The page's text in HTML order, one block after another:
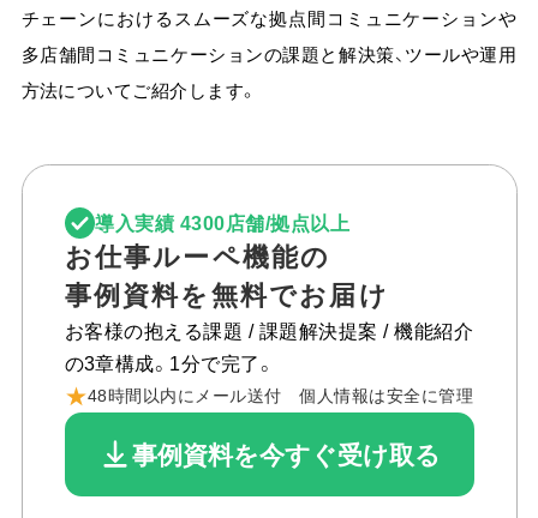
AI Tips 会員限定
ログイン
資料ダウンロード
お問い合わせ
チェーンにおけるスムーズな拠点間コミュニケーションや
多店舗間コミュニケーションの課題と解決策、ツールや運用
方法についてご紹介します。
導入実績 4300店舗/拠点以上
お仕事ルーペ機能の
事例資料を無料でお届け
お客様の抱える課題 / 課題解決提案 / 機能紹介
の3章構成。1分で完了。
★48時間以内にメール送付 個人情報は安全に管理
事例資料を今すぐ受け取る